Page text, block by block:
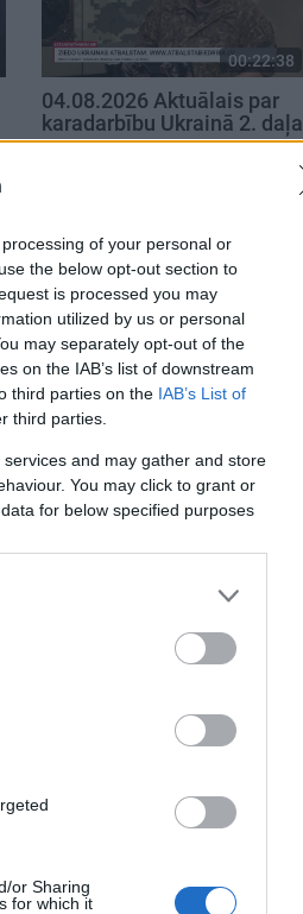
of your personal or
the below opt-out section to
is processed you may
utilized by us or personal
may separately opt-out of the
on the IAB’s list of downstream
third parties on the IAB’s List of
third parties.
and may gather and store
You may click to grant or
for below specified purposes
or Sharing
for which it
00:22:38
04.08.2026 Aktuālais par
karadarbību Ukrainā 2. daļa